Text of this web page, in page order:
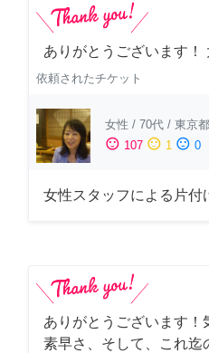
ありがとうございます！
依頼されたチケット
女性 / 70代 / 東京都
sentiment_satisfied 107 sentiment_neutral 1 sentiment_dissatisfied 0
女性スタッフによる片付
ありがとうございます！
素早さ、そして、これ迄